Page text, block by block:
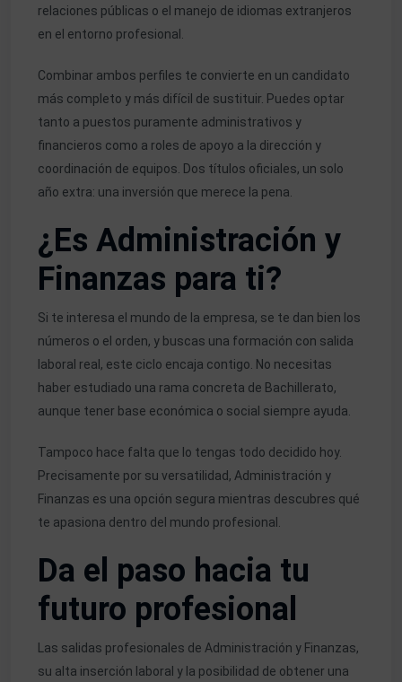
relaciones públicas o el manejo de idiomas extranjeros
en el entorno profesional.
Combinar ambos perfiles te convierte en un candidato
más completo y más difícil de sustituir. Puedes optar
tanto a puestos puramente administrativos y
financieros como a roles de apoyo a la dirección y
coordinación de equipos. Dos títulos oficiales, un solo
año extra: una inversión que merece la pena.
¿Es Administración y
Finanzas para ti?
Si te interesa el mundo de la empresa, se te dan bien los
números o el orden, y buscas una formación con salida
laboral real, este ciclo encaja contigo. No necesitas
haber estudiado una rama concreta de Bachillerato,
aunque tener base económica o social siempre ayuda.
Tampoco hace falta que lo tengas todo decidido hoy.
Precisamente por su versatilidad, Administración y
Finanzas es una opción segura mientras descubres qué
te apasiona dentro del mundo profesional.
Da el paso hacia tu
futuro profesional
Las salidas profesionales de Administración y Finanzas,
su alta inserción laboral y la posibilidad de obtener una